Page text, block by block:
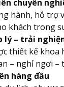
chuyên
hành, hỗ trợ
khách trong
lý – trải
thiết kế khoa
– nghỉ ngơi –
hàng đầu